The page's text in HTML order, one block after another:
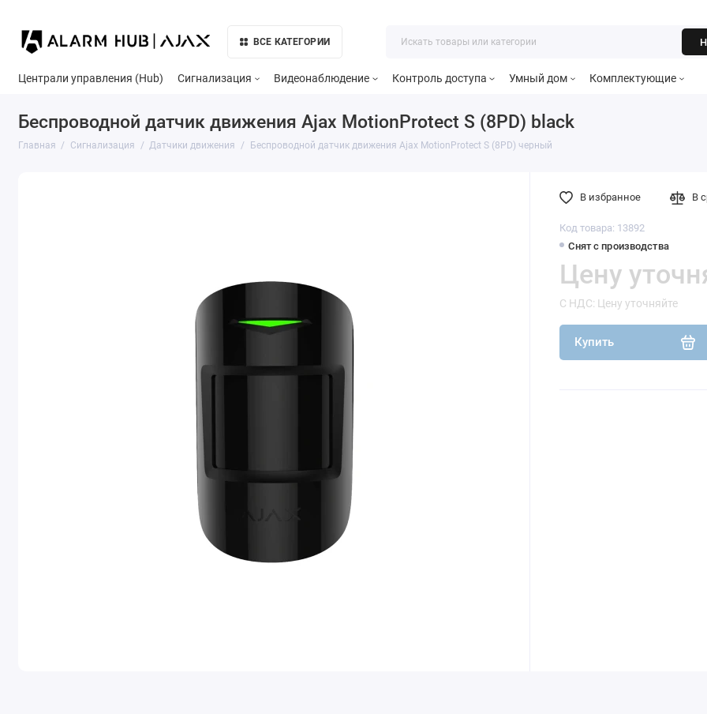
ВСЕ КАТЕГОРИИ
Централи управления (Hub) Сигнализация Видеонаблюдение Контроль доступа Умный дом Комплектующие
Беспроводной датчик движения Ajax MotionProtect S (8PD) black
Главная Сигнализация Датчики движения Беспроводной датчик движения Ajax MotionProtect S (8PD) черный
Код товара: 13892
Снят с производства
Цену
С НДС: Цену уточняйте
Купить
В избранное В